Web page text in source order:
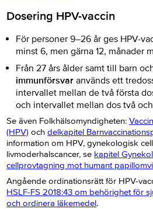
Dosering HPV-vaccin
För personer 9–26 år ges HPV-
minst 6, men gärna 12, månader
Från 27 års ålder samt till barn
immunförsvaranvänds ett
intervallet mellan de två första
och intervallet mellan dos två
Se även Folkhälsomyndigheten:
(HPV) ochdelkapitel
information om HPV, gynekologisk
livmoderhalscancer, se kapitel
cellprovtagning mot humant
Angående ordinationsrätt för HPV-
HSLF-FS 2018:43 om behörighet för
och ordinera läkemedel.